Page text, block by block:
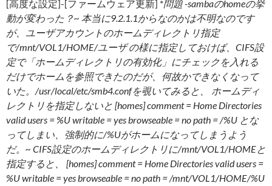
[高度な設定]-[ファームウェア更新] *問題 -sambaのhomeの挙
動が変わった？~ 本当に9.2.1.1からなのかは不明なのです
が、ユーザアカウントのホームディレクトリ指定
で/mnt/VOL1/HOME/ユーザ の様に指定しておけば、CIFS設
定で「ホームディレクトリの有効化」にチェックを入れる
だけでホームを参照できたのだが、何故かできなくなって
いた。/usr/local/etc/smb4.confを覗いてみると、 ホームディ
レクトリを指定しないと [homes] comment = Home Directories
valid users = %U writable = yes browseable = no path = /%U とな
ってしまい、強制的に/%Uがホームになってしまうよう
だ。~ CIFS設定のホームディレクトリに/mnt/VOL1/HOMEと
指定すると、 [homes] comment = Home Directories valid users =
%U writable = yes browseable = no path = /mnt/VOL1/HOME/%U